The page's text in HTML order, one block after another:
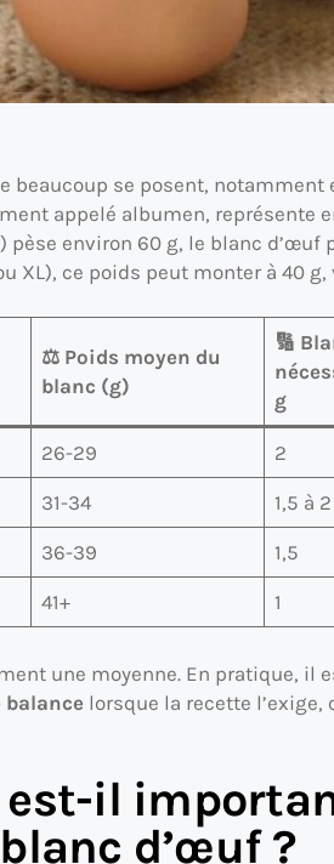
beaucoup se posent,
appelé albumen, représente
environ 60 g, le blanc d’œuf
XL), ce poids peut monter à 40
⚖️ Poids moyen du
blanc (g)
🔢
g
26-29 2
31-34 1,5 à 2
36-39 1,5
41+ 1
une moyenne. En pratique, il
balance lorsque la recette
est-il
d’œuf ?